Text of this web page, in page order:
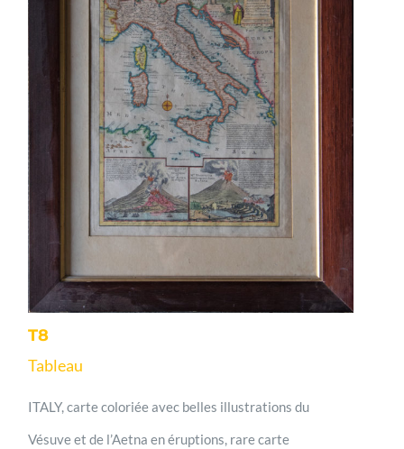
T8
Tableau
ITALY, carte coloriée avec belles illustrations du
Vésuve et de l’Aetna en éruptions, rare carte